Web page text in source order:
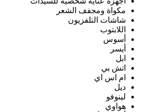
مكواة ومجفف الشعر
شاشات التلفزيون
اللابتوب
أسوس
أيسر
ابل
اتش بي
ام اس اي
ديل
لينوفو
هواوي